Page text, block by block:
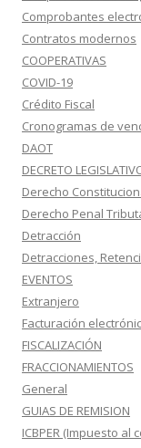
Comprobantes
Contratos modernos
COOPERATIVAS
COVID-19
Crédito Fiscal
Cronogramas de
DAOT
DECRETO
Derecho
Derecho Penal
Detracción
Detracciones,
EVENTOS
Extranjero
Facturación
FISCALIZACIÓN
FRACCIONAMIENTOS
General
GUIAS DE REMISION
ICBPER (Impuesto